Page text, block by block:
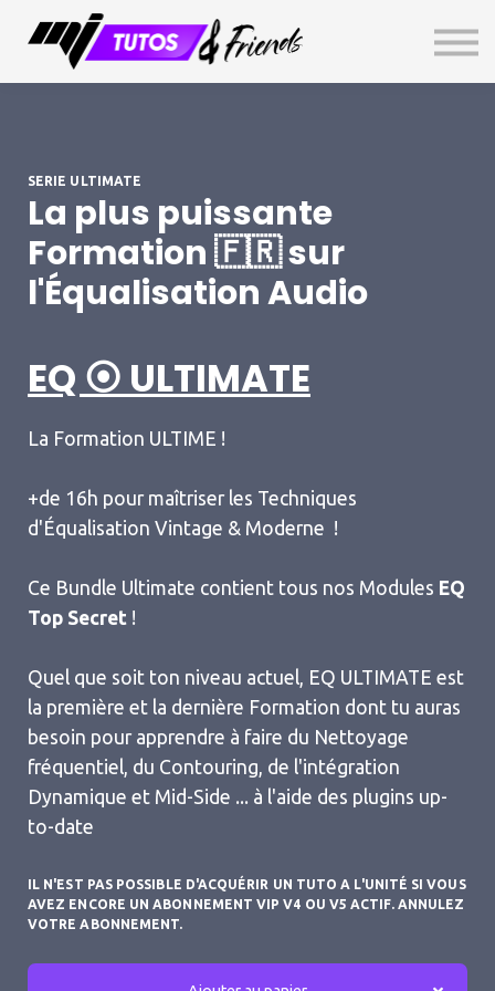
GRATUIT
Livre d'Or
SERIE ULTIMATE
La plus puissante
Formation 🇫🇷 sur
l'Équalisation Audio
EQ ⦿ ULTIMATE
La Formation ULTIME !
+de 16h pour maîtriser les Techniques
d'Équalisation Vintage & Moderne !
Ce Bundle Ultimate contient tous nos Modules EQ
Top Secret !
Quel que soit ton niveau actuel, EQ ULTIMATE est
la première et la dernière Formation dont tu auras
besoin pour apprendre à faire du Nettoyage
fréquentiel, du Contouring, de l'intégration
Dynamique et Mid-Side ... à l'aide des plugins up-
to-date
IL N'EST PAS POSSIBLE D'ACQUÉRIR UN TUTO A L'UNITÉ SI VOUS
AVEZ ENCORE UN ABONNEMENT VIP V4 OU V5 ACTIF. ANNULEZ
VOTRE ABONNEMENT.